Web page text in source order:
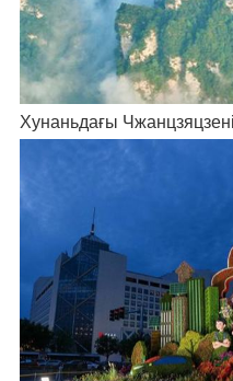
Хунаньдағы